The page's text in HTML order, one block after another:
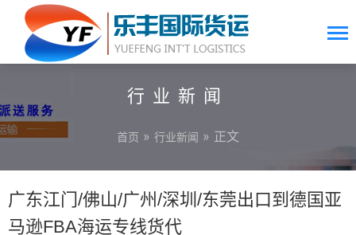
行业新闻
首页 » 行业新闻 » 正文
广东江门/佛山/广州/深圳/东莞出口到德国亚
马逊FBA海运专线货代